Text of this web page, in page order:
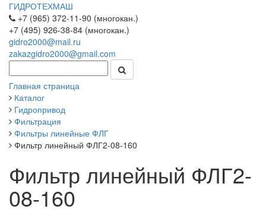
ГИДРОТЕХМАШ
+7 (965) 372-11-90 (многокан.)
+7 (495) 926-38-84 (многокан.)
gidro2000@mail.ru
zakazgidro2000@gmail.com
Главная страница
Каталог
Гидропривод
Фильтрация
Фильтры линейные ФЛГ
Фильтр линейный ФЛГ2-08-160
Фильтр линейный ФЛГ2-
08-160